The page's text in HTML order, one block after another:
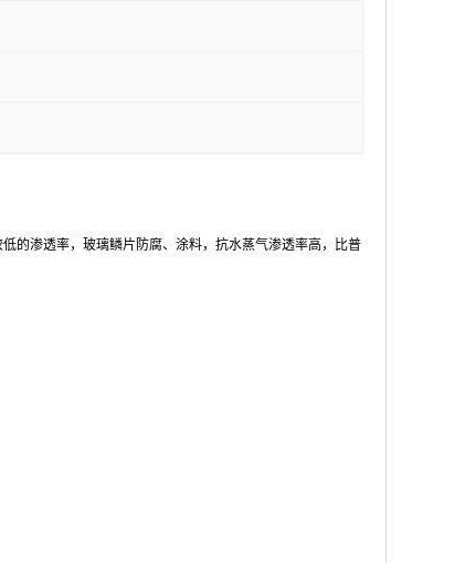
的渗透率，玻璃鳞片防腐、涂料，抗水蒸气渗透率高，比普